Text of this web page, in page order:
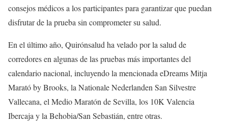
consejos médicos a los participantes para garantizar que puedan
disfrutar de la prueba sin comprometer su salud.
En el último año, Quirónsalud ha velado por la salud de
corredores en algunas de las pruebas más importantes del
calendario nacional, incluyendo la mencionada eDreams Mitja
Marató by Brooks, la Nationale Nederlanden San Silvestre
Vallecana, el Medio Maratón de Sevilla, los 10K Valencia
Ibercaja y la Behobia/San Sebastián, entre otras.